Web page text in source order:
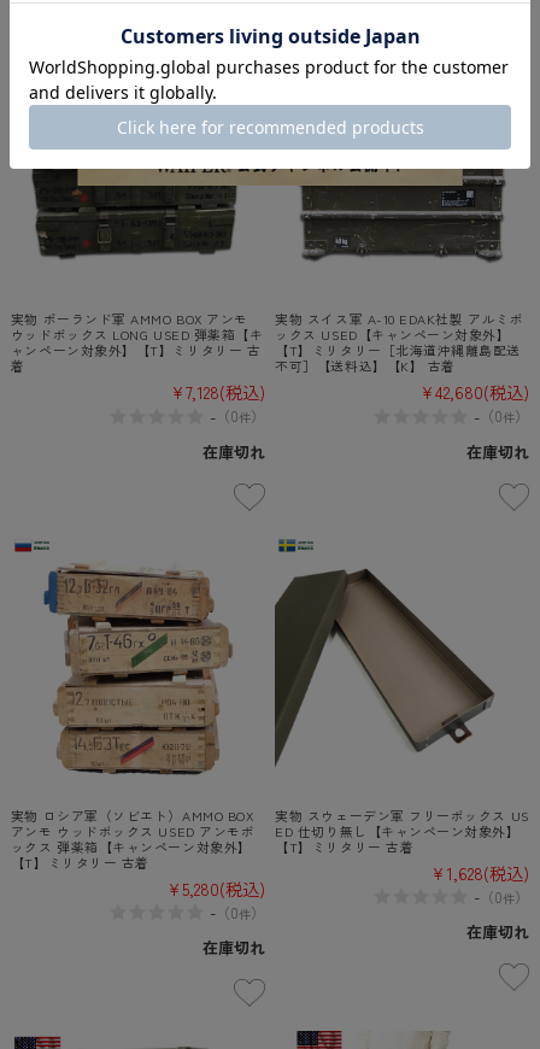
実物 ポーランド軍 AMMO BOX アンモ
ウッドボックス LONG USED 弾薬箱【キ
ャンペーン対象外】【T】ミリタリー 古
着
¥7,128(税込)
-（0件）
在庫切れ
実物 スイス軍 A-10 EDAK社製 アルミボ
ックス USED【キャンペーン対象外】
【T】ミリタリー［北海道沖縄離島配送
不可］【送料込】【K】 古着
¥42,680(税込)
- （0件）
在庫切れ
実物 ロシア軍（ソビエト）AMMO BOX
アンモ ウッドボックス USED アンモボ
ックス 弾薬箱【キャンペーン対象外】
【T】ミリタリー 古着
¥5,280(税込)
-（0件）
在庫切れ
実物 スウェーデン軍 フリーボックス US
ED 仕切り無し【キャンペーン対象外】
【T】ミリタリー 古着
¥1,628(税込)
- （0件）
在庫切れ